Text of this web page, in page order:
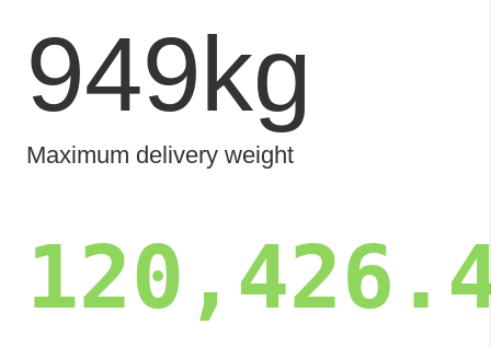
1,016kg
Maximum delivery weight